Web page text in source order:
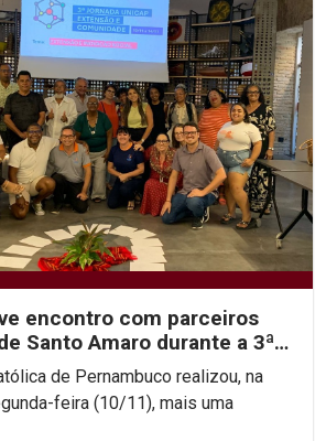
encontro com parceiros
Santo Amaro durante a 3ª
de Pernambuco realizou, na
feira (10/11), mais uma